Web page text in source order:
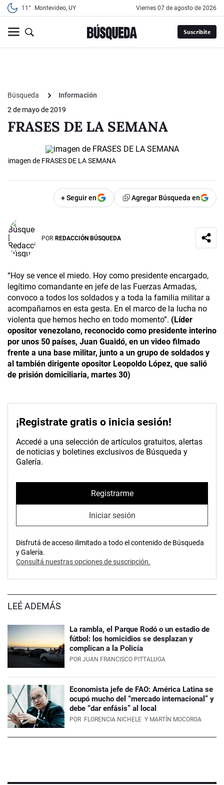
11° Montevideo, UY viernes 07 de agosto de 2026
Suscribite
Búsqueda
Información
2 de mayo de 2019
FRASES DE LA SEMANA
imagen de FRASES DE LA SEMANA
+ Seguir en Agregar Búsqueda en
POR REDACCIÓN BÚSQUEDA
“Hoy se vence el miedo. Hoy como presidente encargado,
legítimo comandante en jefe de las Fuerzas Armadas,
convoco a todos los soldados y a toda la familia militar a
acompañarnos en esta gesta. En el marco de la lucha no
violenta que hemos hecho en todo momento”. (Líder
opositor venezolano, reconocido como presidente interino
por unos 50 países, Juan Guaidó, en un video filmado
frente a una base militar, junto a un grupo de soldados y
al también dirigente opositor Leopoldo López, que salió
de prisión domiciliaria, martes 30)
¡Registrate gratis o inicia sesión!
Accedé a una selección de artículos gratuitos, alertas
de noticias y boletines exclusivos de Búsqueda y
Galería.
Registrarme
Iniciar sesión
Disfrutá de acceso ilimitado a todo el contenido de Búsqueda
y Galería.
Consultá nuestras opciones de suscripción.
LEÉ ADEMÁS
La rambla, el Parque Rodó o un estadio de
fútbol: los homicidios se desplazan y
complican a la Policía
POR JUAN FRANCISCO PITTALUGA
Economista jefe de FAO: América Latina se
ocupó mucho del “mercado internacional” y
debe “dar enfásis” al local
POR FLORENCIA NICHELE Y MARTÍN MOCOROA